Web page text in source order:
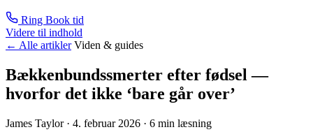
Ring Book tid
Videre til indhold
← Alle artikler Viden & guides
Bækkenbundssmerter efter fødsel —
hvorfor det ikke ‘bare går over’
James Taylor · 4. februar 2026 · 6 min læsning